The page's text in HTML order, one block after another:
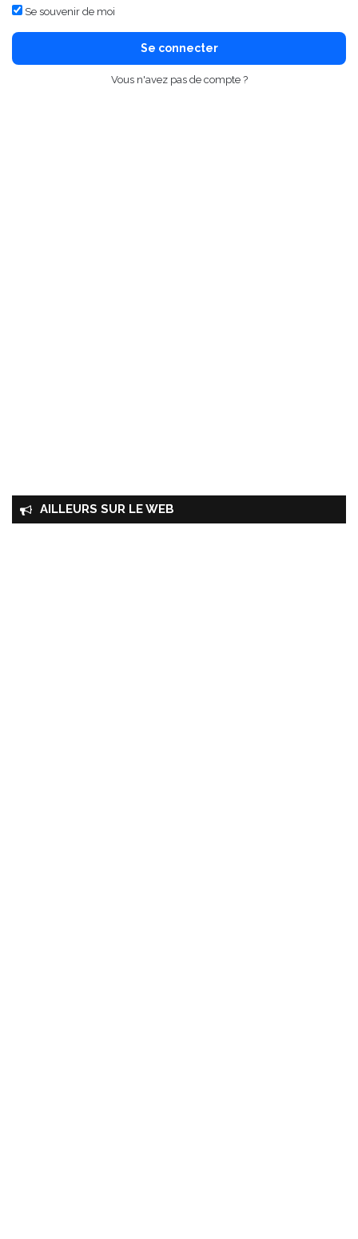
Se souvenir de moi
Se connecter
Vous n'avez pas de compte ?
AILLEURS SUR LE WEB